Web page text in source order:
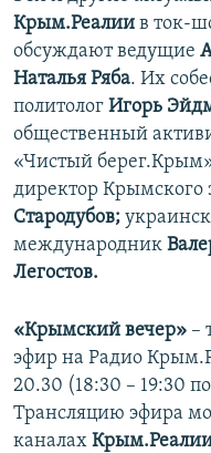
УКРАИНСКАЯ ПРОБЛЕМА
Все сайты RFE/RL
Крым.Реалии в ток-
обсуждают ведущие
Наталья Ряба. Их
политолог Игорь
общественный
«Чистый
директор Крымского
Стародубов;
международник
Легостов.
«Крымский вечер» –
эфир на Радио
20.30 (18:30 – 19:30
Трансляцию эфира
каналах